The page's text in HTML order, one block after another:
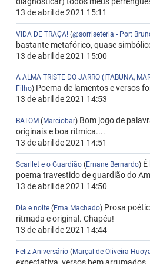
13 de abril de 2021 15:11
VIDA DE TRAÇA!(@sorriseteria - Por:
bastante metafórico, quase
13 de abril de 2021 15:00
A ALMA TRISTE DO JARRO (ITABUNA,
Filho) Poema de lamentos e versos
13 de abril de 2021 14:53
BATOM (Marciobar) Bom jogo de
originais e boa rítmica....
13 de abril de 2021 14:51
Scarllet e o Guardião (Ernane Bernardo)
poema travestido de guardião do
13 de abril de 2021 14:50
Dia e noite (Ema Machado) Prosa
ritmada e original. Chapéu!
13 de abril de 2021 14:44
Feliz Aniversário (Marçal de Oliveira